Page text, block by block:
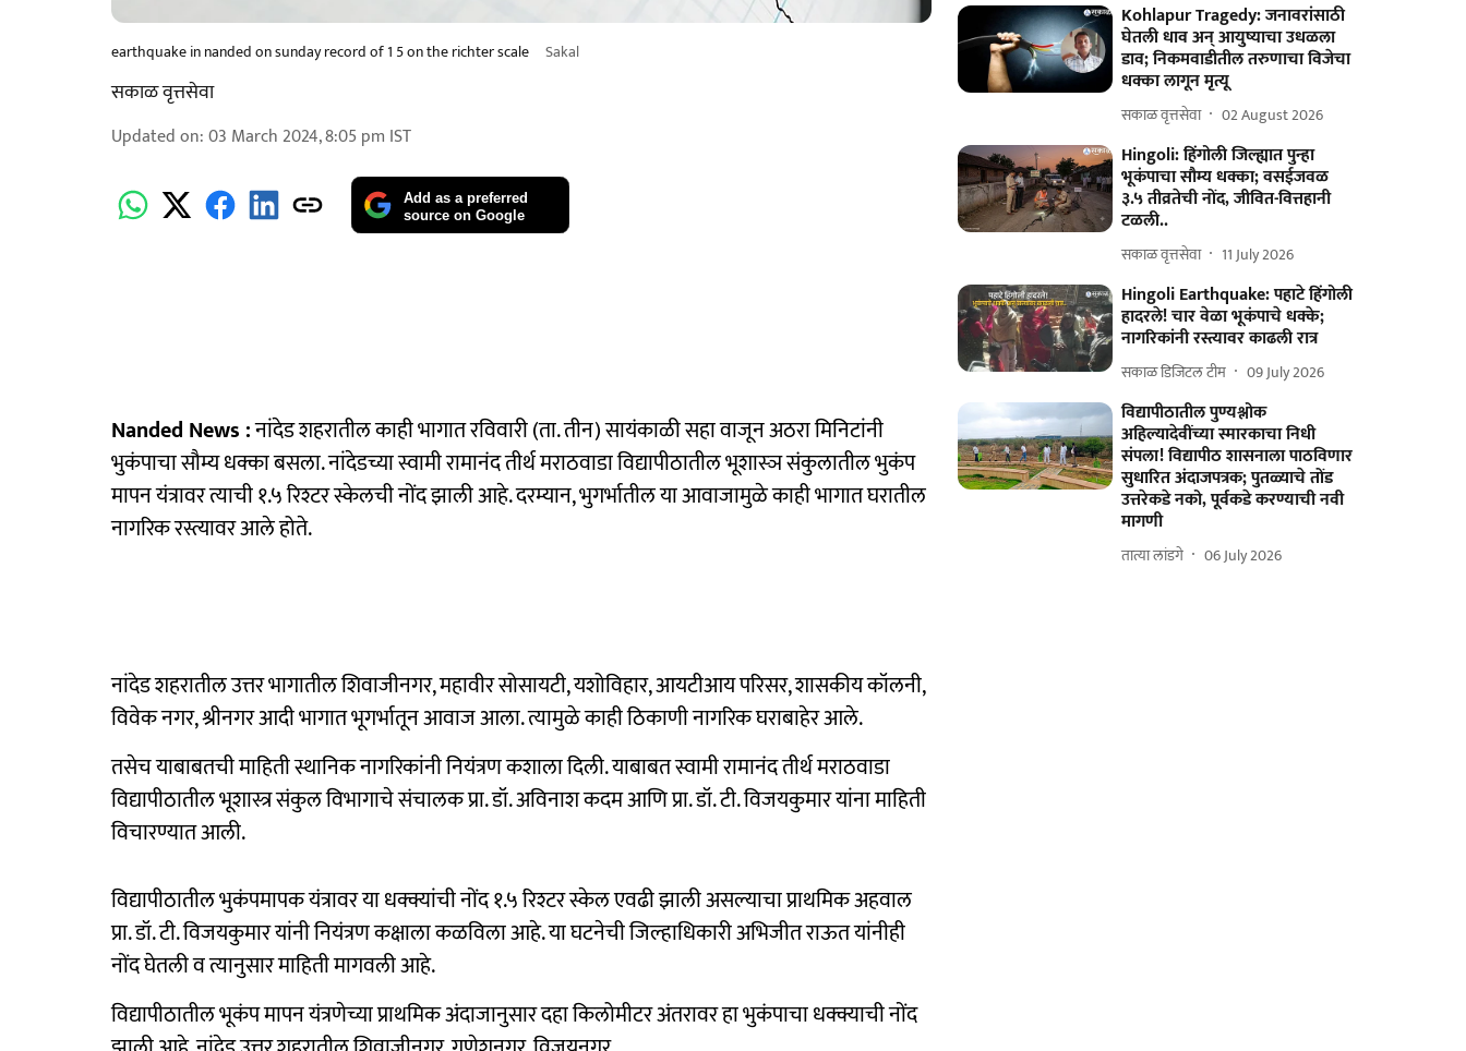
earthquake in nanded on sunday record of 1 5 on the richter scale Sakal
सकाळ वृत्तसेवा
Updated on:03 March 2024, 8:05 pm IST
Add as a preferred
source on Google
Nanded News :नांदेड शहरातील काही भागात रविवारी (ता. तीन) सायंकाळी सहा वाजून अठरा मिनिटांनी
भुकंपाचा सौम्य धक्का बसला. नांदेडच्या स्वामी रामानंद तीर्थ मराठवाडा विद्यापीठातील भूशास्ञ संकुलातील भुकंप
मापन यंत्रावर त्याची १.५ रिश्टर स्केलची नोंद झाली आहे. दरम्यान, भुगर्भातील या आवाजामुळे काही भागात घरातील
नागरिक रस्त्यावर आले होते.
नांदेड शहरातील उत्तर भागातील शिवाजीनगर, महावीर सोसायटी, यशोविहार, आयटीआय परिसर, शासकीय कॉलनी,
विवेक नगर, श्रीनगर आदी भागात भूगर्भातून आवाज आला. त्यामुळे काही ठिकाणी नागरिक घराबाहेर आले.
तसेच याबाबतची माहिती स्थानिक नागरिकांनी नियंत्रण कशाला दिली. याबाबत स्वामी रामानंद तीर्थ मराठवाडा
विद्यापीठातील भूशास्त्र संकुल विभागाचे संचालक प्रा. डॉ. अविनाश कदम आणि प्रा. डॉ. टी. विजयकुमार यांना माहिती
विचारण्यात आली.
विद्यापीठातील भुकंपमापक यंत्रावर या धक्क्यांची नोंद १.५ रिश्टर स्केल एवढी झाली असल्याचा प्राथमिक अहवाल
प्रा. डॉ. टी. विजयकुमार यांनी नियंत्रण कक्षाला कळविला आहे. या घटनेची जिल्हाधिकारी अभिजीत राऊत यांनीही
नोंद घेतली व त्यानुसार माहिती मागवली आहे.
विद्यापीठातील भूकंप मापन यंत्रणेच्या प्राथमिक अंदाजानुसार दहा किलोमीटर अंतरावर हा भुकंपाचा धक्क्याची नोंद
Kohlapur Tragedy: जनावरांसाठी
घेतली धाव अन् आयुष्याचा उधळला
डाव; निकमवाडीतील तरुणाचा विजेचा
धक्का लागून मृत्यू
सकाळ वृत्तसेवा 02 August 2026
Hingoli: हिंगोली जिल्ह्यात पुन्हा
भूकंपाचा सौम्य धक्का; वसईजवळ
३.५ तीव्रतेची नोंद, जीवित-वित्तहानी
टळली..
सकाळ वृत्तसेवा 11 July 2026
Hingoli Earthquake: पहाटे हिंगोली
हादरले! चार वेळा भूकंपाचे धक्के;
नागरिकांनी रस्त्यावर काढली रात्र
सकाळ डिजिटल टीम 09 July 2026
विद्यापीठातील पुण्यश्लोक
अहिल्यादेवींच्या स्मारकाचा निधी
संपला! विद्यापीठ शासनाला पाठविणार
सुधारित अंदाजपत्रक; पुतळ्याचे तोंड
उत्तरेकडे नको, पूर्वकडे करण्याची नवी
मागणी
तात्या लांडगे 06 July 2026